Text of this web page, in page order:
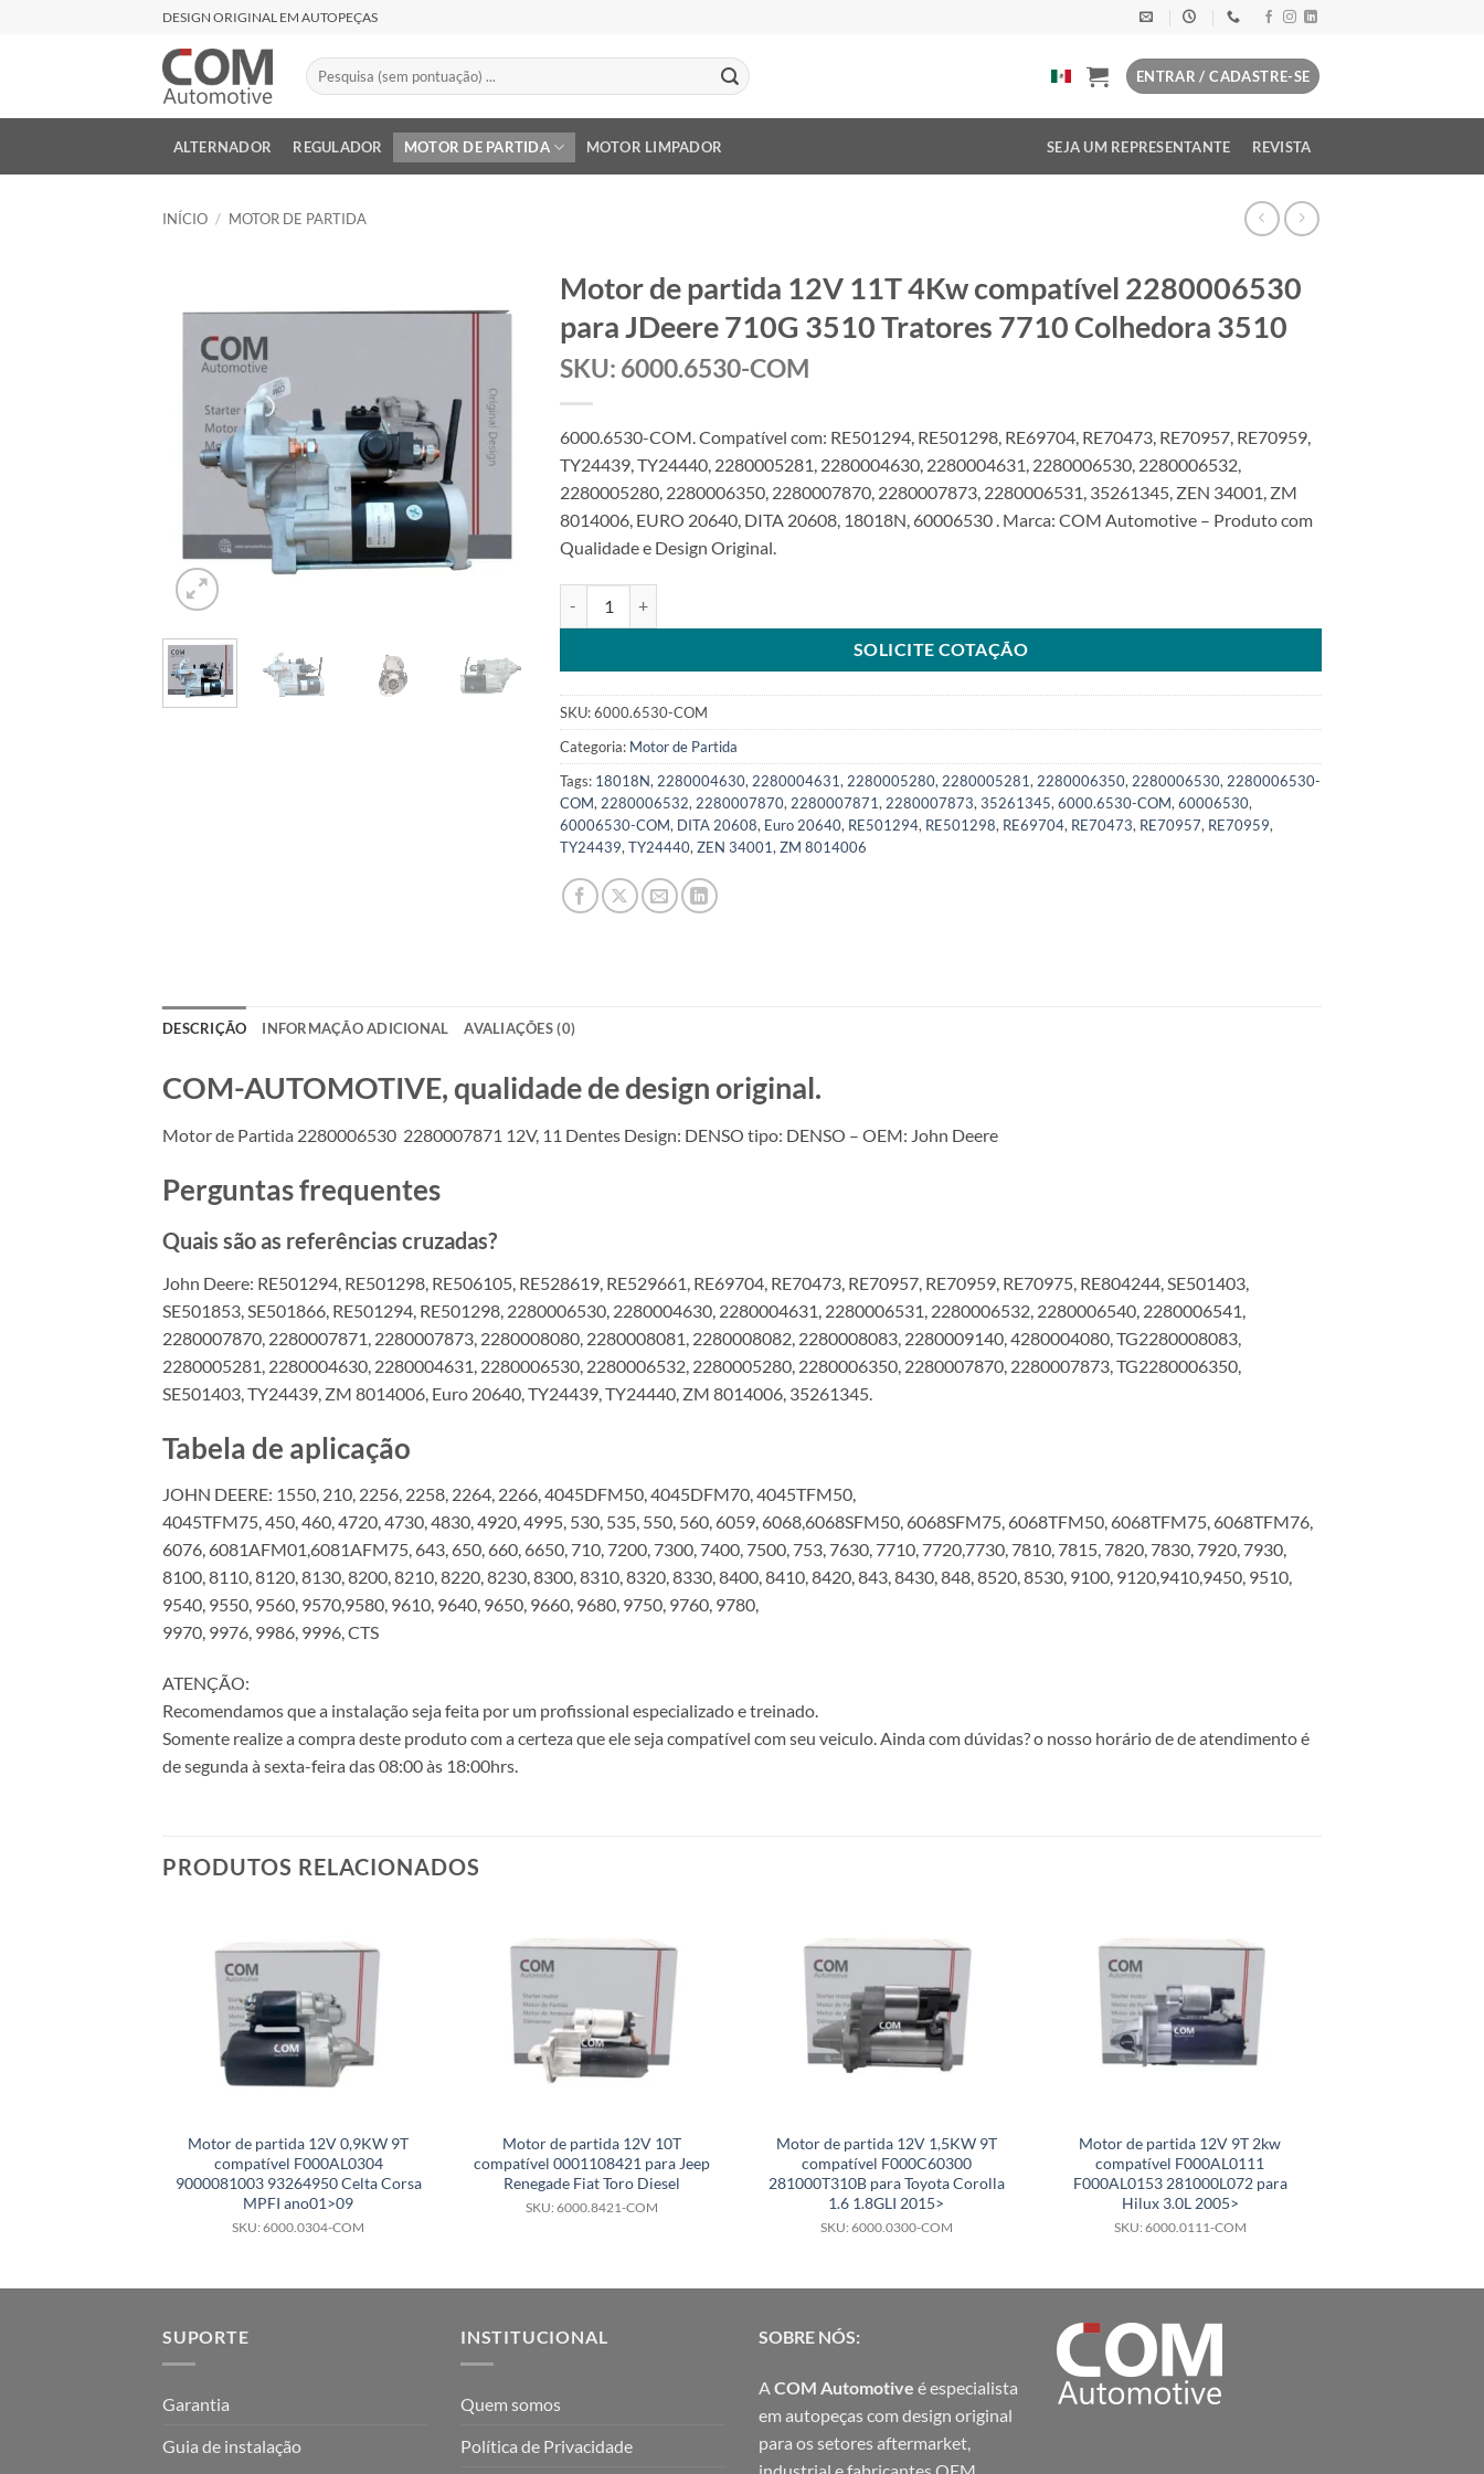
DESIGN ORIGINAL EM AUTOPEÇAS
Pesquisar
por:
ENTRAR / CADASTRE-SE
ALTERNADOR REGULADOR MOTOR DE PARTIDA MOTOR LIMPADOR SEJA UM REPRESENTANTE REVISTA
INÍCIO / MOTOR DE PARTIDA
Motor de partida 12V 11T 4Kw compatível 2280006530
para JDeere 710G 3510 Tratores 7710 Colhedora 3510
SKU: 6000.6530-COM
6000.6530-COM. Compatível com: RE501294, RE501298, RE69704, RE70473, RE70957, RE70959,
TY24439, TY24440, 2280005281, 2280004630, 2280004631, 2280006530, 2280006532,
2280005280, 2280006350, 2280007870, 2280007873, 2280006531, 35261345, ZEN 34001, ZM
8014006, EURO 20640, DITA 20608, 18018N, 60006530 . Marca: COM Automotive – Produto com
Qualidade e Design Original.
SOLICITE COTAÇÃO
SKU:6000.6530-COM
Categoria: Motor de Partida
Tags: 18018N, 2280004630, 2280004631, 2280005280, 2280005281, 2280006350, 2280006530, 2280006530-
COM, 2280006532, 2280007870, 2280007871, 2280007873, 35261345, 6000.6530-COM, 60006530,
60006530-COM, DITA 20608, Euro 20640, RE501294, RE501298, RE69704, RE70473, RE70957, RE70959,
TY24439, TY24440, ZEN 34001, ZM 8014006
DESCRIÇÃO INFORMAÇÃO ADICIONAL AVALIAÇÕES (0)
COM-AUTOMOTIVE, qualidade de design original.
Motor de Partida 2280006530 2280007871 12V, 11 Dentes Design: DENSO tipo: DENSO – OEM: John Deere
Perguntas frequentes
Quais são as referências cruzadas?
John Deere: RE501294, RE501298, RE506105, RE528619, RE529661, RE69704, RE70473, RE70957, RE70959, RE70975, RE804244, SE501403,
SE501853, SE501866, RE501294, RE501298, 2280006530, 2280004630, 2280004631, 2280006531, 2280006532, 2280006540, 2280006541,
2280007870, 2280007871, 2280007873, 2280008080, 2280008081, 2280008082, 2280008083, 2280009140, 4280004080, TG2280008083,
2280005281, 2280004630, 2280004631, 2280006530, 2280006532, 2280005280, 2280006350, 2280007870, 2280007873, TG2280006350,
SE501403, TY24439, ZM 8014006, Euro 20640, TY24439, TY24440, ZM 8014006, 35261345.
Tabela de aplicação
JOHN DEERE: 1550, 210, 2256, 2258, 2264, 2266, 4045DFM50, 4045DFM70, 4045TFM50,
4045TFM75, 450, 460, 4720, 4730, 4830, 4920, 4995, 530, 535, 550, 560, 6059, 6068,6068SFM50, 6068SFM75, 6068TFM50, 6068TFM75, 6068TFM76,
6076, 6081AFM01,6081AFM75, 643, 650, 660, 6650, 710, 7200, 7300, 7400, 7500, 753, 7630, 7710, 7720,7730, 7810, 7815, 7820, 7830, 7920, 7930,
8100, 8110, 8120, 8130, 8200, 8210, 8220, 8230, 8300, 8310, 8320, 8330, 8400, 8410, 8420, 843, 8430, 848, 8520, 8530, 9100, 9120,9410,9450, 9510,
9540, 9550, 9560, 9570,9580, 9610, 9640, 9650, 9660, 9680, 9750, 9760, 9780,
9970, 9976, 9986, 9996, CTS
ATENÇÃO:
Recomendamos que a instalação seja feita por um profissional especializado e treinado.
Somente realize a compra deste produto com a certeza que ele seja compatível com seu veiculo. Ainda com dúvidas? o nosso horário de de atendimento é
de segunda à sexta-feira das 08:00 às 18:00hrs.
PRODUTOS RELACIONADOS
Motor de partida 12V 0,9KW 9T
compatível F000AL0304
9000081003 93264950 Celta Corsa
MPFI ano01>09
SKU: 6000.0304-COM
Motor de partida 12V 10T
compatível 0001108421 para Jeep
Renegade Fiat Toro Diesel
SKU: 6000.8421-COM
Motor de partida 12V 1,5KW 9T
compatível F000C60300
281000T310B para Toyota Corolla
1.6 1.8GLI 2015>
SKU: 6000.0300-COM
Motor de partida 12V 9T 2kw
compatível F000AL0111
F000AL0153 281000L072 para
Hilux 3.0L 2005>
SKU: 6000.0111-COM
SUPORTE
Garantia
Guia de instalação
INSTITUCIONAL
Quem somos
Política de Privacidade
SOBRE NÓS:
A COM Automotive é especialista
em autopeças com design original
para os setores aftermarket,